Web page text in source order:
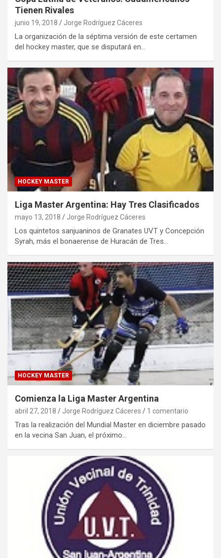
Tienen Rivales
junio 19, 2018 Jorge Rodríguez Cáceres
La organización de la séptima versión de este certamen
del hockey master, que se disputará en…
HOCKEY MASTER
Liga Master Argentina: Hay Tres Clasificados
mayo 13, 2018 Jorge Rodríguez Cáceres
Los quintetos sanjuaninos de Granates UVT y Concepción
Syrah, más el bonaerense de Huracán de Tres…
HOCKEY MASTER
Comienza la Liga Master Argentina
abril 27, 2018 Jorge Rodríguez Cáceres 1 comentario
Tras la realización del Mundial Master en diciembre pasado
en la vecina San Juan, el próximo…